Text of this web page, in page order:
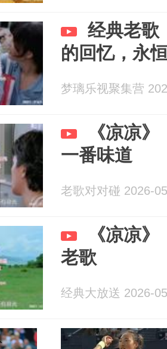
经典老歌
的回忆，永
梦璃乐视聚集营
《凉凉
一番味道
老歌对对碰 2026-
《凉凉
老歌
经典大放送 2026-